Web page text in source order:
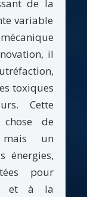
de la
variable
il
toxiques
Cette
de
mais un
énergies,
pour
et à la